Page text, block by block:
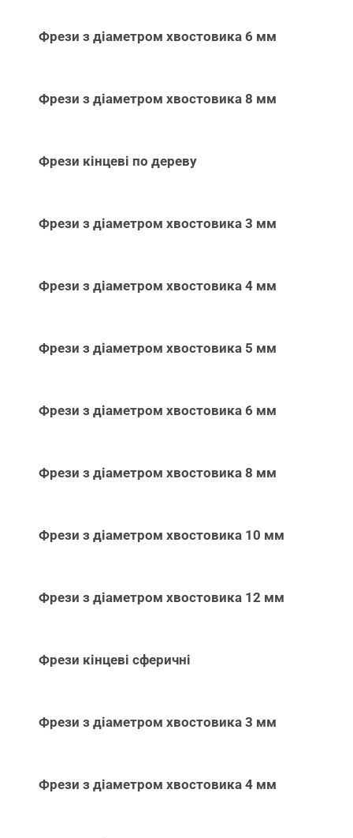
Фрези з діаметром хвостовика 6 мм
Фрези з діаметром хвостовика 8 мм
Фрези кінцеві по дереву
Фрези з діаметром хвостовика 3 мм
Фрези з діаметром хвостовика 4 мм
Фрези з діаметром хвостовика 5 мм
Фрези з діаметром хвостовика 6 мм
Фрези з діаметром хвостовика 8 мм
Фрези з діаметром хвостовика 10 мм
Фрези з діаметром хвостовика 12 мм
Фрези кінцеві сферичні
Фрези з діаметром хвостовика 3 мм
Фрези з діаметром хвостовика 4 мм